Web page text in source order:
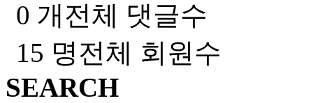
0 개전체 댓글수
15 명전체 회원수
SEARCH